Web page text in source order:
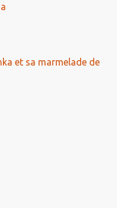
et sa marmelade de